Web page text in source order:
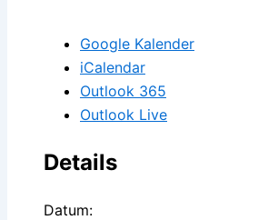
Google Kalender
iCalendar
Outlook 365
Outlook Live
Details
Datum: